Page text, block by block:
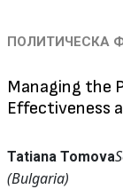
ПОЛИТИЧЕСКА
Managing the
Effectiveness
Tatiana Tomova
(Bulgaria)